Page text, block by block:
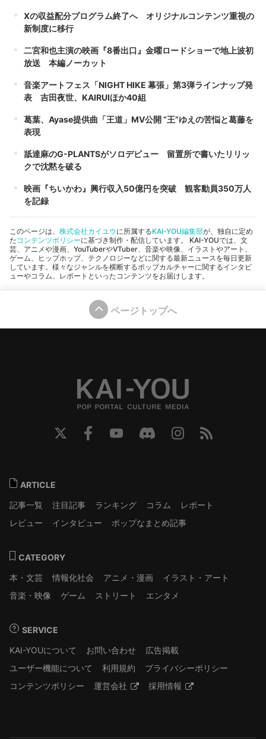
Xの収益配分プログラム終了へ オリジナルコンテンツ重視の
新制度に移行
二宮和也主演の映画『8番出口』金曜ロードショーで地上波初
放送 本編ノーカット
音楽アートフェス「NIGHT HIKE 幕張」第3弾ラインナップ発
表 吉田夜世、KAIRUIほか40組
葛葉、Ayase提供曲「王道」MV公開 “王”ゆえの苦悩と葛藤を
表現
舐達麻のG-PLANTSがソロデビュー 留置所で書いたリリッ
クで沈黙を破る
映画『ちいかわ』興行収入50億円を突破 観客動員350万人
を記録
このページは、 株式会社カイユウに所属するKAI-YOU編集部が、独自に定め
た コンテンツポリシーに基づき制作・配信しています。 KAI-YOUでは、文
芸、アニメや漫画、YouTuberやVTuber、音楽や映像、イラストやアート、
ゲーム、ヒップホップ、テクノロジーなどに関する最新ニュースを毎日更新
しています。様々なジャンルを横断するポップカルチャーに関するインタビ
ューやコラム、レポートといったコンテンツをお届けします。
ページトップへ
ARTICLE
記事一覧
注目記事 ランキング コラム
レポート
レビュー
インタビュー ポップなまとめ記事
CATEGORY
本・文芸
情報化社会 アニメ・漫画
イラスト・アート
音楽・映像
ゲーム ストリート エンタメ
SERVICE
KAI-YOUについて
お問い合わせ
広告掲載
ユーザー機能について
利用規約
プライバシーポリシー
コンテンツポリシー
運営会社 採用情報